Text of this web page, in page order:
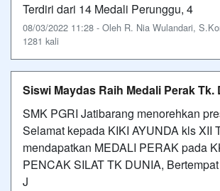
Terdiri dari 14 Medali Perunggu, 4
08/03/2022 11:28 - Oleh R. Nia Wulandari,
1281 kali
Siswi Maydas Raih Medali Perak Tk.
SMK PGRI Jatibarang menorehkan
Selamat kepada KIKI AYUNDA kls XII
mendapatkan MEDALI PERAK pada
PENCAK SILAT TK DUNIA,
J